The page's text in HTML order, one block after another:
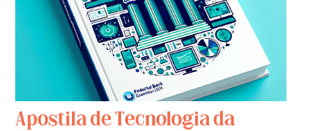
Apostila de Tecnologia da